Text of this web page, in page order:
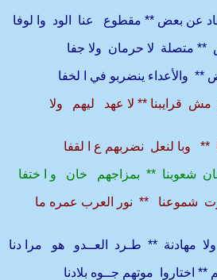
بعاد عن بعض ** مقطوع عنا الود وا لوفا
** متصلة لا حرمان ولا جفا
** والأعداء ينضربو في ا لخفا
مش قرايبنا ** لا عهد ليهم ولا
** وبا لنعل نضربهم ع ا لقفا
خان شعوبنا ** بمزاجهم خان و ا ختفا
شموعنا ** نور العرب عمره ما
ولا مهادنة ** طـرد العــدو هو مرا دنا
** اختاروا موتهم جــوه بلادنا